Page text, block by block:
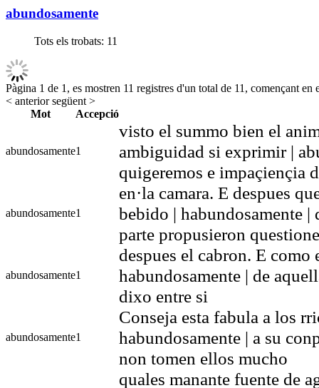
abundosamente
Tots els trobats: 11
Pàgina 1 de 1, es mostren 11 registres d'un total de 11, començant en
< anteriorsegüent >
Mot
Accepció
abundosamente1
visto el summo bien el
ambiguidad si exprimir |
quigeremos e impaçiençia
abundosamente1
en·la camara. E despues
bebido | habundosamente |
parte propusieron
abundosamente1
despues el cabron. E como
habundosamente | de
dixo entre si
abundosamente1
Conseja esta fabula a los
habundosamente | a su
non tomen ellos mucho
quales manante fuente de